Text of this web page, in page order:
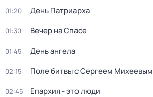
01:20 День Патриарха
01:30 Вечер на Спасе
01:45 День ангела
02:15 Поле битвы с Сергеем Михеевым
02:45 Епархия - это люди